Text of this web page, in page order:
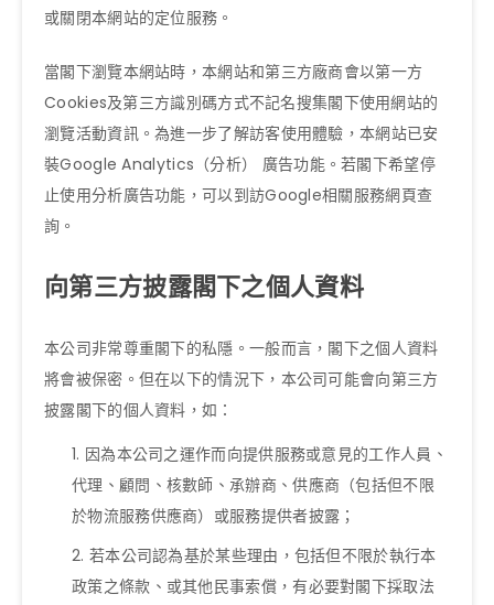
或關閉本網站的定位服務。
當閣下瀏覽本網站時，本網站和第三方廠商會以第一方
Cookies及第三方識別碼方式不記名搜集閣下使用網站的
瀏覽活動資訊。為進一步了解訪客使用體驗，本網站已安
裝Google Analytics（分析） 廣告功能。若閣下希望停
止使用分析廣告功能，可以到訪Google相關服務網頁查
詢。
向第三方披露閣下之個人資料
本公司非常尊重閣下的私隱。一般而言，閣下之個人資料
將會被保密。但在以下的情況下，本公司可能會向第三方
披露閣下的個人資料，如：
因為本公司之運作而向提供服務或意見的工作人員、
代理、顧問、核數師、承辦商、供應商（包括但不限
於物流服務供應商）或服務提供者披露；
若本公司認為基於某些理由，包括但不限於執行本
政策之條款、或其他民事索償，有必要對閣下採取法